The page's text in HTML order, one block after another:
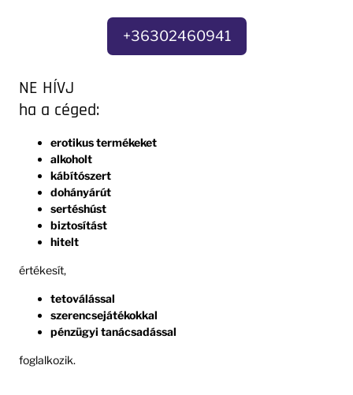
+36302460941
NE HÍVJ
ha a céged:
erotikus termékeket
alkoholt
kábítószert
dohányárút
sertéshúst
biztosítást
hitelt
értékesít,
tetoválással
szerencsejátékokkal
pénzügyi tanácsadással
foglalkozik.